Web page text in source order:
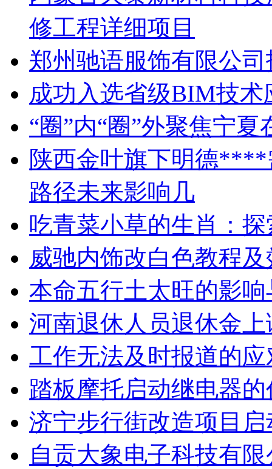
修工程详细项目
郑州驰语服饰有限公
成功入选省级BIM技
“圈”内“圈”外聚焦宁
陕西金叶旗下明德
路径未来影响几
吃青菜小草的生肖：
威驰内饰改白色教程
本命五行土太旺的影
河南退休人员退休金
工作无法及时报道的
踏板摩托启动继电器
济宁步行街改造项目
自贡大象电子科技有